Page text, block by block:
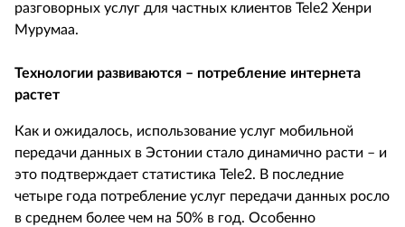
разговорных услуг для частных клиентов Tele2 Хенри
Мурумаа.
Технологии развиваются – потребление интернета
растет
Как и ожидалось, использование услуг мобильной
передачи данных в Эстонии стало динамично расти – и
это подтверждает статистика Tele2. В последние
четыре года потребление услуг передачи данных росло
в среднем более чем на 50% в год. Особенно